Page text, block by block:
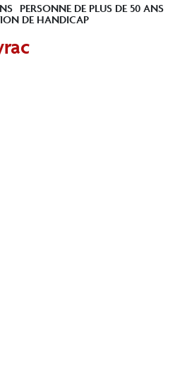
PERSONNE DE PLUS DE 50 ANS
DE HANDICAP